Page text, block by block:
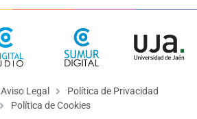
Aviso Legal
Política de Privacidad
Política de Cookies